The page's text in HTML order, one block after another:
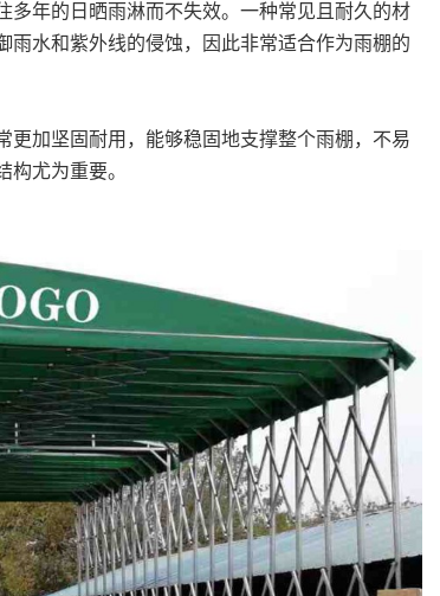
年的日晒雨淋而不失效。一种常见且耐久的材
水和紫外线的侵蚀，因此非常适合作为雨棚的
加坚固耐用，能够稳固地支撑整个雨棚，不易
尤为重要。